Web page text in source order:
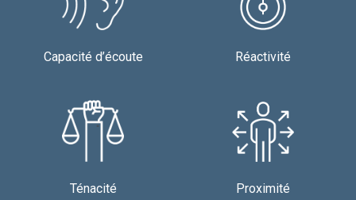
Capacité d’écoute Réactivité
Ténacité Proximité